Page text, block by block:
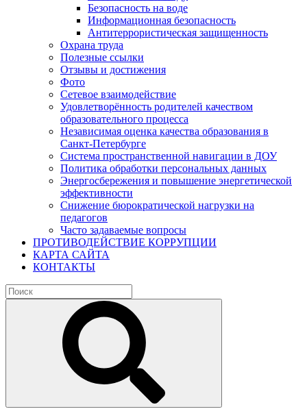
Безопасность на воде
Информационная безопасность
Антитеррористическая защищенность
Охрана труда
Полезные ссылки
Отзывы и достижения
Фото
Сетевое взаимодействие
Удовлетворённость родителей качеством
образовательного процесса
Независимая оценка качества образования в
Санкт-Петербурге
Система пространственной навигации в ДОУ
Политика обработки персональных данных
Энергосбережения и повышение энергетической
эффективности
Снижение бюрократической нагрузки на
педагогов
Часто задаваемые вопросы
ПРОТИВОДЕЙСТВИЕ КОРРУПЦИИ
КАРТА САЙТА
КОНТАКТЫ